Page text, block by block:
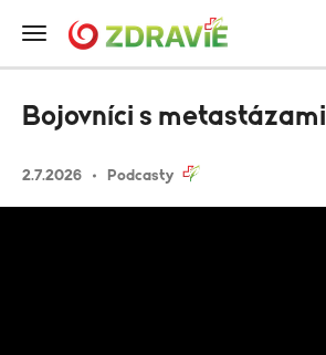
2.7.2026 Podcasty
Bojovníci s metastázami